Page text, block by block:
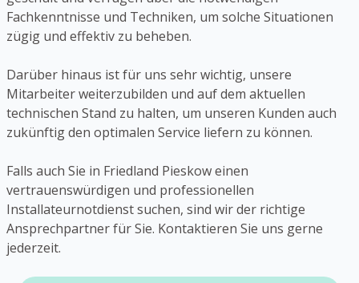
Fachkenntnisse und Techniken, um solche Situationen
zügig und effektiv zu beheben.
Darüber hinaus ist für uns sehr wichtig, unsere
Mitarbeiter weiterzubilden und auf dem aktuellen
technischen Stand zu halten, um unseren Kunden auch
zukünftig den optimalen Service liefern zu können.
Falls auch Sie in Friedland Pieskow einen
vertrauenswürdigen und professionellen
Installateurnotdienst suchen, sind wir der richtige
Ansprechpartner für Sie. Kontaktieren Sie uns gerne
jederzeit.